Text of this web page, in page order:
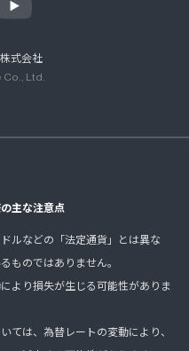
式会社
Co., Ltd.
主な注意点
ルなどの「法定通貨」とは異な
ものではありません。
より損失が生じる可能性がありま
ては、為替レートの変動により、